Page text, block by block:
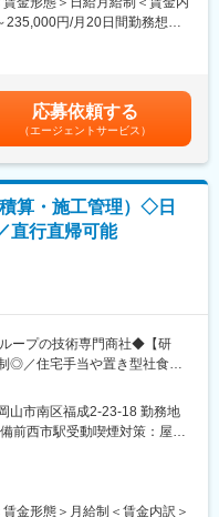
研修のほか、3か月程度（業務
月）しっかりOJTでも教える
長→所長というキャリアパス
ており、30代前半の若手でも
く活躍できる環境です。成果
りますが、若手の社員も多
に共有され、社員全員が経営
、その背景からすべての株の7
ます
連携した業務推進
通じて、お客様と深く触れ合
はほぼなし
専門性を高められる環境
案・販売を担当します。
躍し、中途入社者も多く、社
ます。
頼を築ける点、残業がほぼ
235,000円/月20日間勤務想定
性があります。月給(月額)は固
応募依頼する
（エージェントサービス）
算・施工管理）◇日
直行直帰可能
ープの技術専門商社◆【研
◎／住宅手当や置き型社食等
向けた体制強化を進めてお
、より高度な技術対応力と柔
。これに伴い、新たな仲間
山市南区福成2-23-18 勤務地
前西市駅受動喫煙対策：屋内
事業所（リモートワーク含
金形態＞月給制＜賃金内訳＞